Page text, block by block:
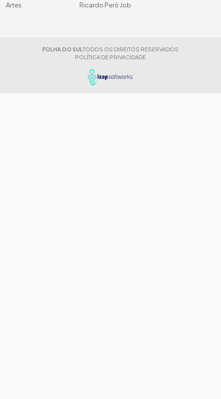
Artes
Ricardo Peró Job
FOLHA DO SUL TODOS OS DIREITOS RESERVADOS
POLÍTICA DE PRIVACIDADE